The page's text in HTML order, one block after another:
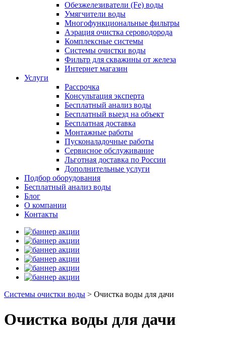
Обезжелезиватели (Fe) воды
Умягчители воды
Многофункциональные фильтры
Аэрация очистка сероводорода
Комплексные системы
Системы очистки воды
Фильтр для скважины от железа
Интернет магазин
Услуги
Рассрочка
Консультация эксперта
Бесплатный анализ воды
Бесплатный выезд на объект
Бесплатная доставка
Монтажные работы
Пусконаладочные работы
Сервисное обслуживание
Льготная доставка по России
Дополнительные услуги
Подбор оборудования
Бесплатный анализ воды
Блог
О компании
Контакты
Системы очистки воды > Очистка воды для дачи
Очистка воды для дачи